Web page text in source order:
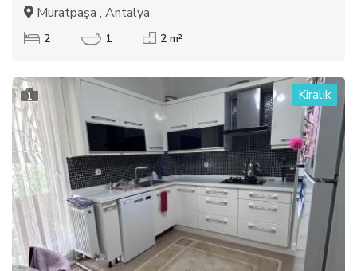
Muratpaşa , Antalya
2 1 2 m²
1 Kiralık